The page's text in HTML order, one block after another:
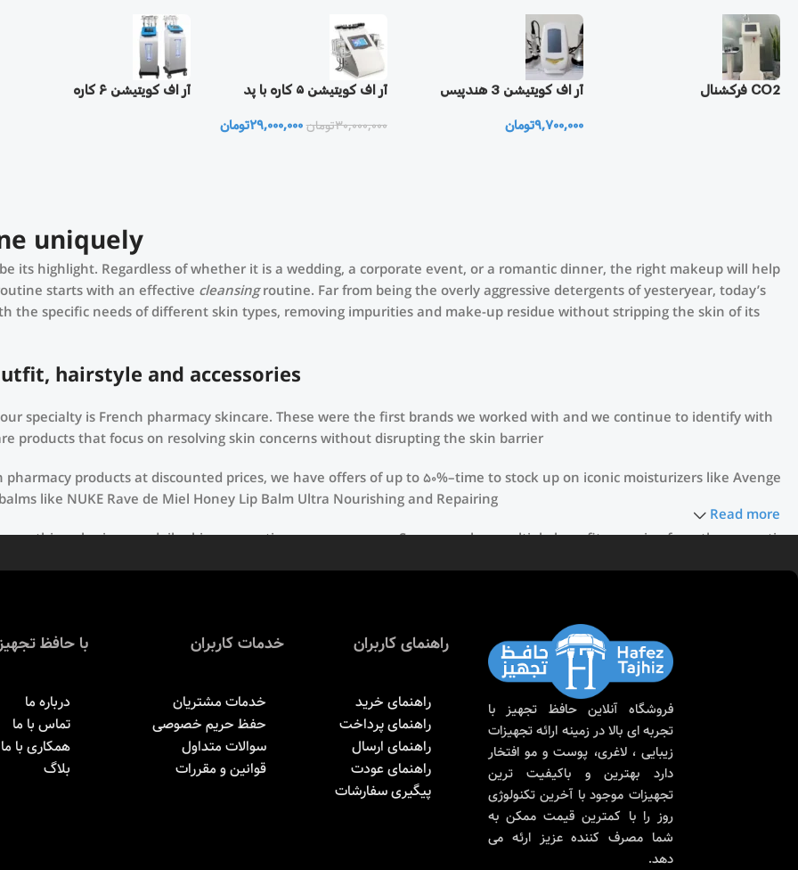
CO2 فرکشنال آر اف كويتيشن 3 هندپيس
9,700,000تومان
آر اف کویتیشن ۵ کاره با پد
30,000,000تومان 29,000,000تومان
آر اف کویتیشن ۶ کاره
uniquely!
its highlight. Regardless of whether it is a wedding, a corporate event, or a romantic dinner, the right makeup will help
starts with an effective cleansingroutine. Far from being the overly aggressive detergents of yesteryear, today’s
the specific needs of different skin types, removing impurities and make-up residue without stripping the skin of its
hairstyle and accessories.
specialty is French pharmacy skincare. These were the first brands we worked with and we continue to identify with
products that focus on resolving skin concerns without disrupting the skin barrier.
products at discounted prices, we have offers of up to 50%–time to stock up on iconic moisturizers like Avenge
like NUKE Rave de Miel Honey Lip Balm Ultra Nourishing and Repairing.
nothing else in your daily skincare routine, use sunscreen. Sunscreen has multiple benefits, ranging from the cosmetic
Read more
فروشگاه آنلاین حافظ تجهیز با
تجربه ای بالا در زمینه ارائه تجهیزات
زیبایی ، لاغری، پوست و مو افتخار
دارد بهترین و باکیفیت ترین
تجهیزات موجود با آخرین تکنولوژی
روز را با کمترین قیمت ممکن به
شما مصرف کننده عزیز ارئه می
دهد.
راهنمای کاربران
راهنمای خرید
راهنمای پرداخت
راهنمای ارسال
راهنمای عودت
پیگیری سفارشات
خدمات کاربران
خدمات مشتریان
حفظ حریم خصوصی
سوالات متداول
قوانین و مقررات
با حافظ
درباره ما
تماس با ما
همکاری با ما
بلاگ